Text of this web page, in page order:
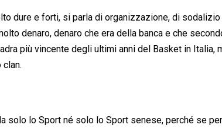
dure e forti, si parla di organizzazione, di sodalizio
denaro, denaro che era della banca e che
più vincente degli ultimi anni del Basket in Italia,
solo lo Sport né solo lo Sport senese, perché se